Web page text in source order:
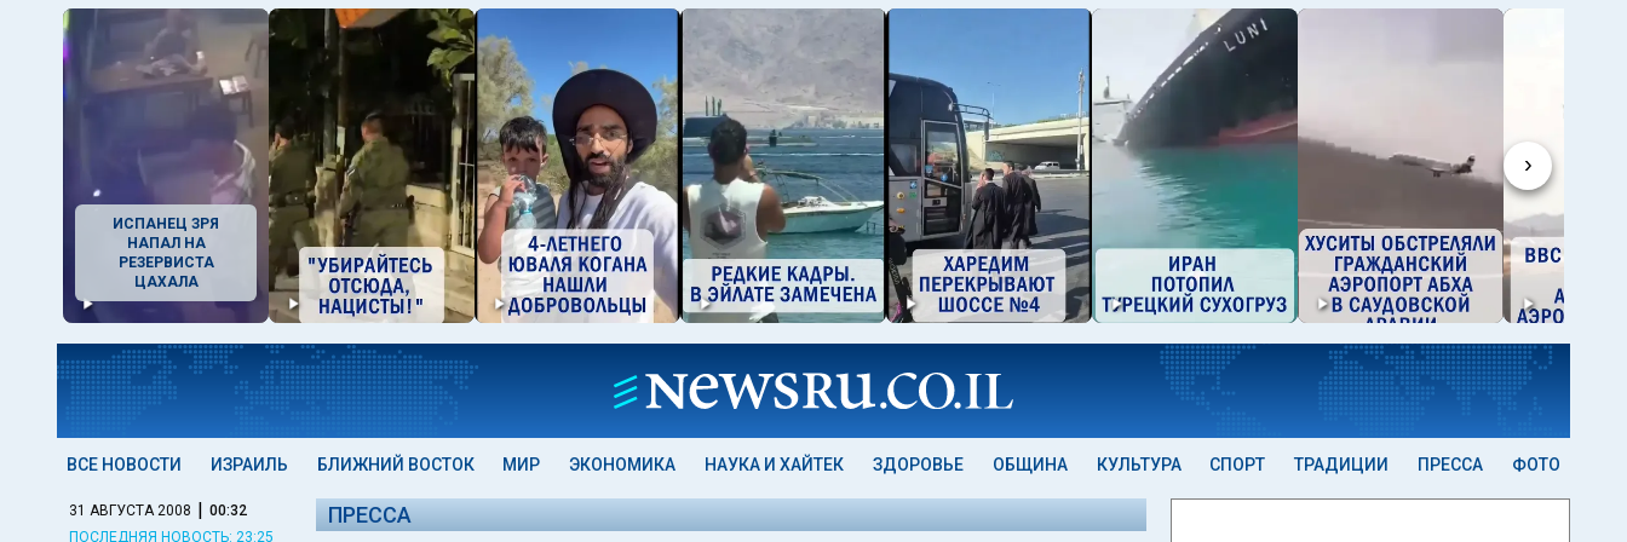
›
ИСПАНЕЦ ЗРЯ
НАПАЛ НА
РЕЗЕРВИСТА
ЦАХАЛА
ВСЕ НОВОСТИ ИЗРАИЛЬ БЛИЖНИЙ ВОСТОК МИР ЭКОНОМИКА НАУКА И ХАЙТЕК ЗДОРОВЬЕ ОБЩИНА КУЛЬТУРА СПОРТ ТРАДИЦИИ ПРЕССА ФОТО
31 АВГУСТА 2008 | 00:32
ПОСЛЕДНЯЯ НОВОСТЬ: 23:25
ПРЕССА